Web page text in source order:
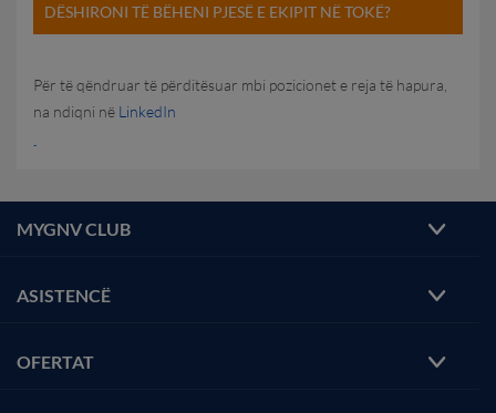
DËSHIRONI TË BËHENI PJESË E EKIPIT NË TOKË?
Për të qëndruar të përditësuar mbi pozicionet e reja të hapura,
na ndiqni në LinkedIn
-
MYGNV CLUB
ASISTENCË
OFERTAT